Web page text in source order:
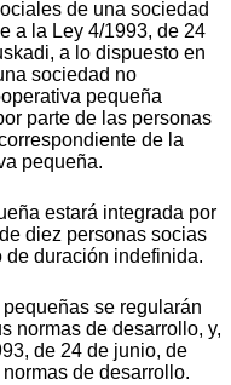
de una sociedad
a la Ley 4/1993, de 24
a lo dispuesto en
sociedad no
pequeña
parte de las personas
de la
pequeña.
estará integrada por
diez personas socias
de duración indefinida.
se regularán
normas de desarrollo, y,
de 24 de junio, de
de desarrollo.